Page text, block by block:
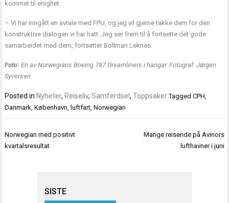
kommet til enighet:
– Vi har inngått en avtale med FPU, og jeg vil gjerne takke dem for den
konstruktive dialogen vi har hatt. Jeg ser frem til å fortsette det gode
samarbeidet med dem, fortsetter Bollman Leknes.
Foto: En av Norwegians Boeing 787 Dreamliners i hangar. Fotograf: Jørgen
Syversen.
Posted in Nyheter, Reiseliv,Samferdsel,Toppsaker TaggedCPH,
Danmark,København, luftfart,Norwegian
Innleggsnavigasjon
Norwegian med positivt
kvartalsresultat
Mange reisende på Avinors
lufthavner i juni
SISTE